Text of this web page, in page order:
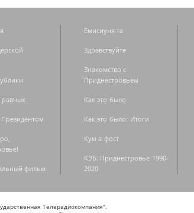
фильм
Емисиуня та
Здравствуйте
Знакомство с
Приднестровьем
Как это было
Как это было: Итоги
Кум а фост
КЭБ: Приднестровье 1990-
2020
Телерадиокомпания".